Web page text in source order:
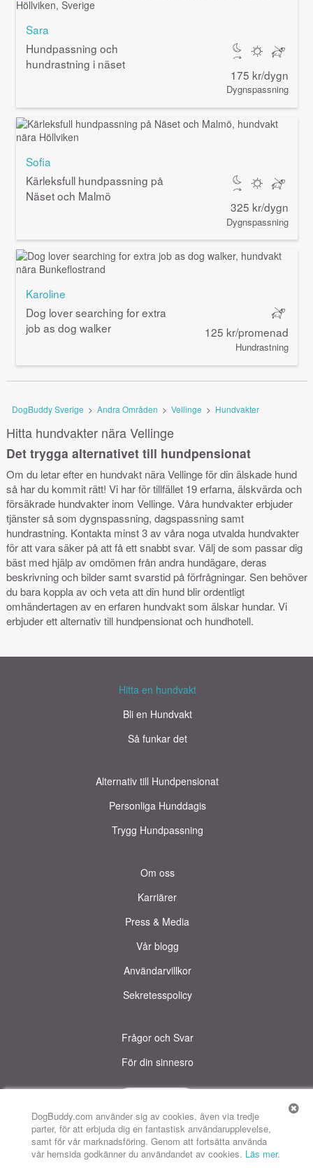
DogBuddy.com använder sig av cookies, även via tredje
parter, för att erbjuda dig en fantastisk användarupplevelse,
samt för vår marknadsföring. Genom att fortsätta använda
vår hemsida godkänner du användandet av cookies. Läs mer.
Sara
Hundpassning och
hundrastning i näset
175 kr/dygn
Dygnspassning
Sofia
Kärleksfull hundpassning på
Näset och Malmö
325 kr/dygn
Dygnspassning
Karoline
Dog lover searching for extra
job as dog walker
125 kr/promenad
Hundrastning
DogBuddy Sverige > Andra Områden > Vellinge > Hundvakter
Hitta hundvakter nära Vellinge
Det trygga alternativet till hundpensionat
Om du letar efter en hundvakt nära Vellinge för din älskade hund
så har du kommit rätt! Vi har för tillfället 19 erfarna, älskvärda och
försäkrade hundvakter inom Vellinge. Våra hundvakter erbjuder
tjänster så som dygnspassning, dagspassning samt
hundrastning. Kontakta minst 3 av våra noga utvalda hundvakter
för att vara säker på att få ett snabbt svar. Välj de som passar dig
bäst med hjälp av omdömen från andra hundägare, deras
beskrivning och bilder samt svarstid på förfrågningar. Sen behöver
du bara koppla av och veta att din hund blir ordentligt
omhändertagen av en erfaren hundvakt som älskar hundar. Vi
erbjuder ett alternativ till hundpensionat och hundhotell.
Hitta en hundvakt
Bli en Hundvakt
Så funkar det
Alternativ till Hundpensionat
Personliga Hunddagis
Trygg Hundpassning
Om oss
Karriärer
Press & Media
Vår blogg
Användarvillkor
Sekretesspolicy
Frågor och Svar
För din sinnesro
DogBuddy USA DogBuddy Storbritannien DogBuddy Spanien